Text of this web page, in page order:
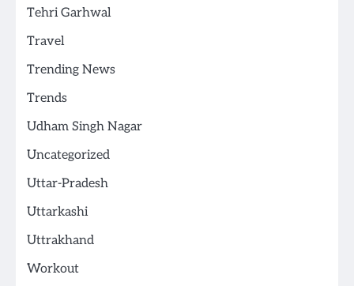
Tehri Garhwal
Travel
Trending News
Trends
Udham Singh Nagar
Uncategorized
Uttar-Pradesh
Uttarkashi
Uttrakhand
Workout